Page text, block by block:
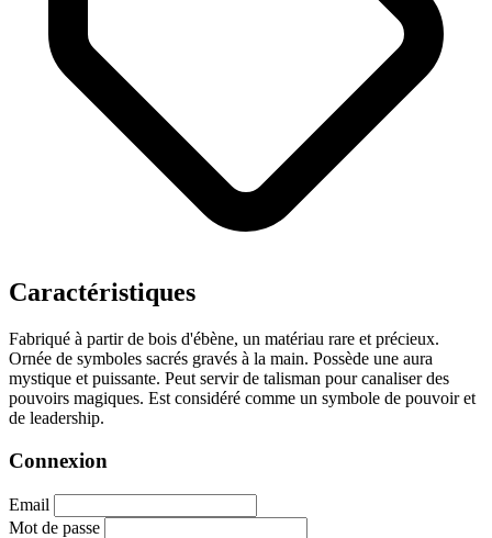
Caractéristiques
Fabriqué à partir de bois d'ébène, un matériau rare et précieux.
Ornée de symboles sacrés gravés à la main. Possède une aura
mystique et puissante. Peut servir de talisman pour canaliser des
pouvoirs magiques. Est considéré comme un symbole de pouvoir et
de leadership.
Connexion
Email
Mot de passe